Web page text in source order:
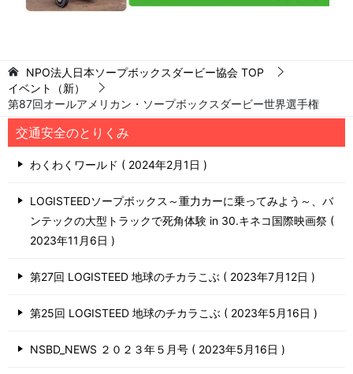
NPO法人日本ソープボックスダービー協会 TOP
イベント（新）
第87回オールアメリカン・ソープボックスダービー世界選手権
交通安全のとりくみ
わくわくワールド 2024年2月1日
LOGISTEEDソープボックス～重力カーに乗ってみよう～、バ
ンテックの大型トラックで死角体験 in 30.キネコ国際映画祭
2023年11月6日
第27回 LOGISTEED 地球のチカラこぶ 2023年7月12日
第25回 LOGISTEED 地球のチカラこぶ 2023年5月16日
NSBD_NEWS ２０２３年５月号 2023年5月16日